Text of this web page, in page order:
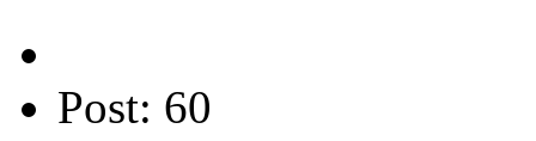
Post: 60